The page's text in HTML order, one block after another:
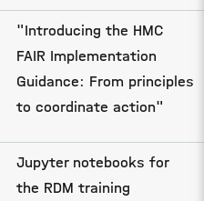
"Introducing the HMC
FAIR Implementation
Guidance: From principles
to coordinate action"
Jupyter notebooks for
the RDM training